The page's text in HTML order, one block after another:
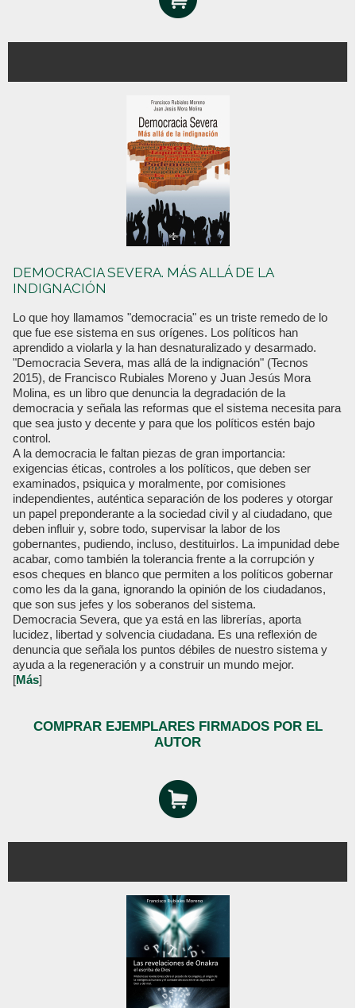
DEMOCRACIA SEVERA. MÁS ALLÁ DE LA
INDIGNACIÓN
Lo que hoy llamamos "democracia" es un triste remedo de lo
que fue ese sistema en sus orígenes. Los políticos han
aprendido a violarla y la han desnaturalizado y desarmado.
"Democracia Severa, mas allá de la indignación" (Tecnos
2015), de Francisco Rubiales Moreno y Juan Jesús Mora
Molina, es un libro que denuncia la degradación de la
democracia y señala las reformas que el sistema necesita para
que sea justo y decente y para que los políticos estén bajo
control.
A la democracia le faltan piezas de gran importancia:
exigencias éticas, controles a los políticos, que deben ser
examinados, psiquica y moralmente, por comisiones
independientes, auténtica separación de los poderes y otorgar
un papel preponderante a la sociedad civil y al ciudadano, que
deben influir y, sobre todo, supervisar la labor de los
gobernantes, pudiendo, incluso, destituirlos. La impunidad debe
acabar, como también la tolerancia frente a la corrupción y
esos cheques en blanco que permiten a los políticos gobernar
como les da la gana, ignorando la opinión de los ciudadanos,
que son sus jefes y los soberanos del sistema.
Democracia Severa, que ya está en las librerías, aporta
lucidez, libertad y solvencia ciudadana. Es una reflexión de
denuncia que señala los puntos débiles de nuestro sistema y
ayuda a la regeneración y a construir un mundo mejor.
[Más]
COMPRAR EJEMPLARES FIRMADOS POR EL
AUTOR